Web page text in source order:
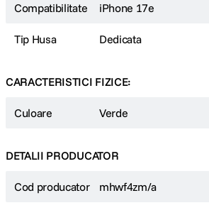
Compatibilitate iPhone 17e
Tip Husa Dedicata
CARACTERISTICI FIZICE:
Culoare Verde
DETALII PRODUCATOR
Cod producator mhwf4zm/a